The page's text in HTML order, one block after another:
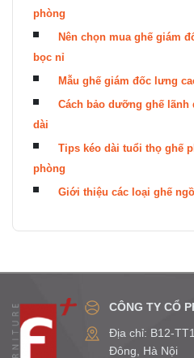
phòng
Nên chọn mua ghế giám
bọc nỉ
Mẫu ghế giám đốc lưng
Cách bảo dưỡng ghế lãnh
dài
Tips kéo dài tuổi thọ ghế
phòng
Giới thiệu các loại ghế
CÔNG TY CỔ
Địa chỉ: B12-
Đông, Hà Nội